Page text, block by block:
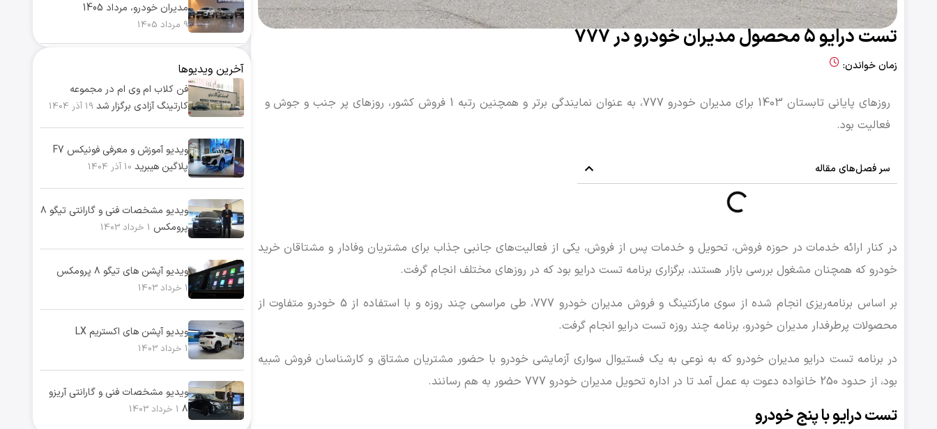
تست درایو 5 محصول مدیران خودرو در 777
زمان خواندن:
روزهای پایانی تابستان 1403 برای مدیران خودرو 777، به عنوان نمایندگی برتر و همچنین رتبه 1 فروش کشور، روزهای پر جنب و جوش و
فعالیت بود.
سر فصل‌های مقاله
در کنار ارائه خدمات در حوزه فروش، تحویل و خدمات پس از فروش، یکی از فعالیت‌های جانبی جذاب برای مشتریان وفادار و مشتاقان خرید
خودرو که همچنان مشغول بررسی بازار هستند، برگزاری برنامه تست درایو بود که در روزهای مختلف انجام گرفت.
بر اساس برنامه‌ریزی انجام شده از سوی مارکتینگ و فروش مدیران خودرو 777، طی مراسمی چند روزه و با استفاده از 5 خودرو متفاوت از
محصولات پرطرفدار مدیران خودرو، برنامه چند روزه تست درایو انجام گرفت.
در برنامه تست درایو مدیران خودرو که به نوعی به یک فستیوال سواری آزمایشی خودرو با حضور مشتریان مشتاق و کارشناسان فروش شبیه
بود، از حدود 250 خانواده دعوت به عمل آمد تا در اداره تحویل مدیران خودرو 777 حضور به هم رسانند.
تست درایو با پنج خودرو
مدیران خودرو، مرداد 1405
9 مرداد 1405
آخرین ویدیوها
فن کلاب ام وی ام در مجموعه
کارتینگ آزادی برگزار شد 19 آذر 1404
ویدیو آموزش و معرفی فونیکس F7
پلاگین هیبرید 10 آذر 1404
ویدیو مشخصات فنی و گارانتی تیگو ۸
پرومکس 1 خرداد 1403
ویدیو آپشن های تیگو ۸ پرومکس
1 خرداد 1403
ویدیو آپشن های اکستریم LX
1 خرداد 1403
ویدیو مشخصات فنی و گارانتی آریزو
۸ 1 خرداد 1403